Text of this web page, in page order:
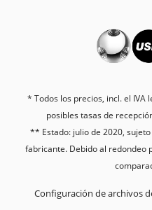
* Todos los precios, incl. el IVA
posibles tasas de
** Estado: julio de 2020,
fabricante. Debido al redondeo
Configuración de archivos